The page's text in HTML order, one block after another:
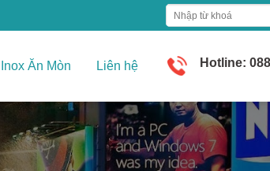
Inox Ăn Mòn Liên hệ Hotline: